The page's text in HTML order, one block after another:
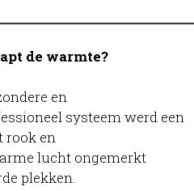
de warmte?
en
systeem werd een
rook en
lucht ongemerkt
plekken.